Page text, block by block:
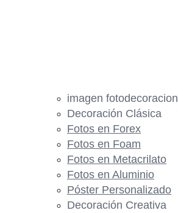
imagen fotodecoracion
Decoración Clásica
Fotos en Forex
Fotos en Foam
Fotos en Metacrilato
Fotos en Aluminio
Póster Personalizado
Decoración Creativa